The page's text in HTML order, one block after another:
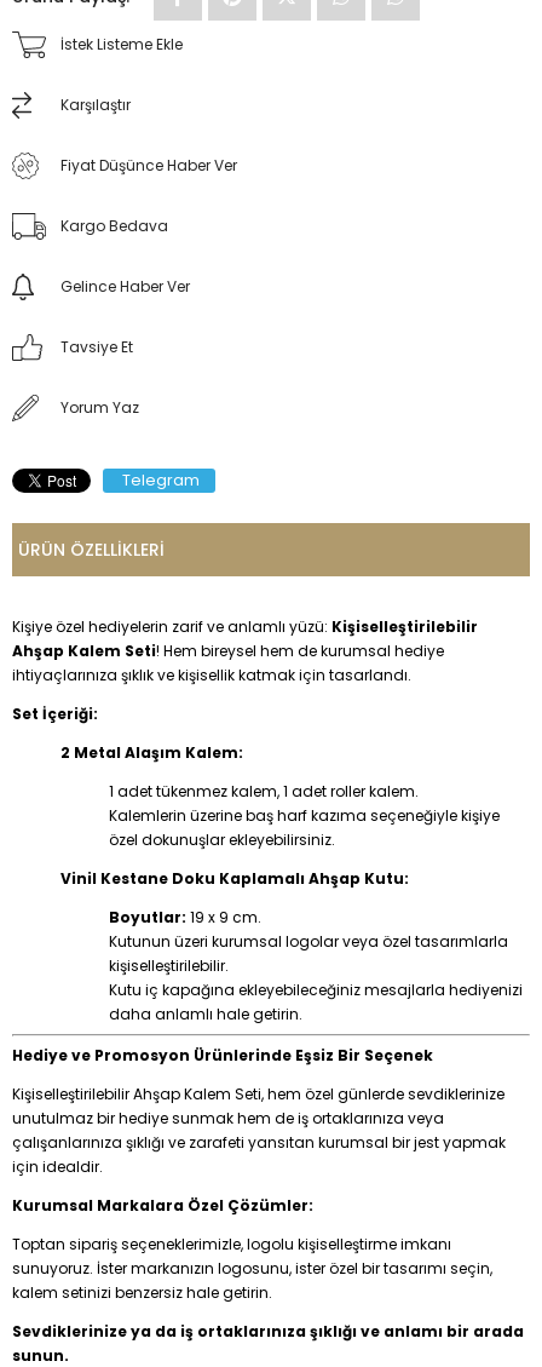
İstek Listeme Ekle
Karşılaştır
Fiyat Düşünce Haber Ver
Kargo Bedava
Gelince Haber Ver
Tavsiye Et
Yorum Yaz
Telegram
ÜRÜN ÖZELLIKLERI
Kişiye özel hediyelerin zarif ve anlamlı yüzü: Kişiselleştirilebilir
Ahşap Kalem Seti! Hem bireysel hem de kurumsal hediye
ihtiyaçlarınıza şıklık ve kişisellik katmak için tasarlandı.
Set İçeriği:
2 Metal Alaşım Kalem:
1 adet tükenmez kalem, 1 adet roller kalem.
Kalemlerin üzerine baş harf kazıma seçeneğiyle kişiye
özel dokunuşlar ekleyebilirsiniz.
Vinil Kestane Doku Kaplamalı Ahşap Kutu:
Boyutlar: 19 x 9 cm.
Kutunun üzeri kurumsal logolar veya özel tasarımlarla
kişiselleştirilebilir.
Kutu iç kapağına ekleyebileceğiniz mesajlarla hediyenizi
daha anlamlı hale getirin.
Hediye ve Promosyon Ürünlerinde Eşsiz Bir Seçenek
Kişiselleştirilebilir Ahşap Kalem Seti, hem özel günlerde sevdiklerinize
unutulmaz bir hediye sunmak hem de iş ortaklarınıza veya
çalışanlarınıza şıklığı ve zarafeti yansıtan kurumsal bir jest yapmak
için idealdir.
Kurumsal Markalara Özel Çözümler:
Toptan sipariş seçeneklerimizle, logolu kişiselleştirme imkanı
sunuyoruz. İster markanızın logosunu, ister özel bir tasarımı seçin,
kalem setinizi benzersiz hale getirin.
Sevdiklerinize ya da iş ortaklarınıza şıklığı ve anlamı bir arada
sunun.